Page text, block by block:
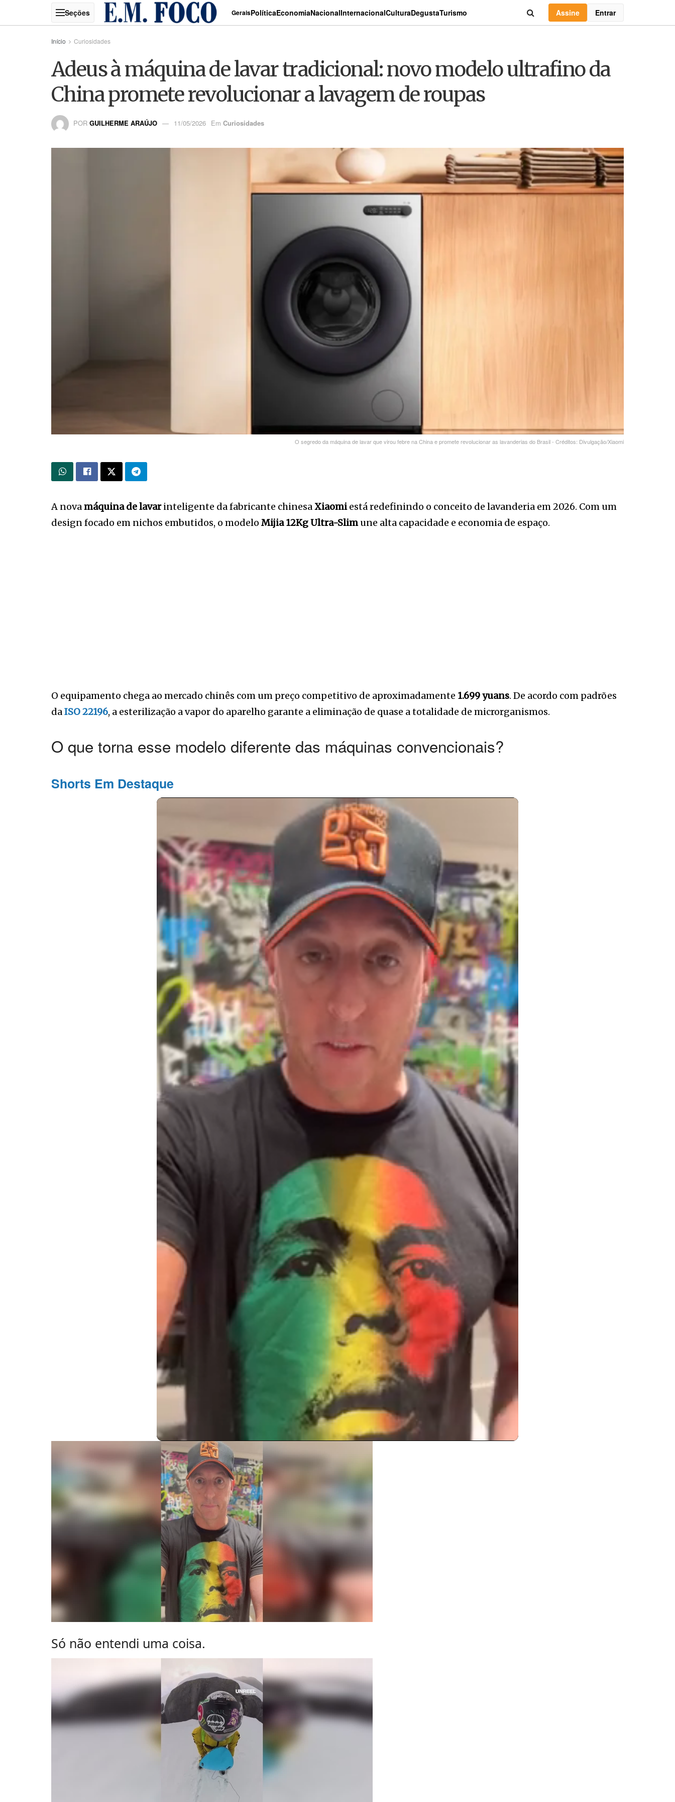
GeraisPolíticaEconomiaNacionalInternacionalCulturaDegustaTurismo Assine Entrar
Início Curiosidades
Adeus à máquina de lavar tradicional: novo modelo ultrafino da
China promete revolucionar a lavagem de roupas
POR GUILHERME ARAÚJO 11/05/2026 Em Curiosidades
O segredo da máquina de lavar que virou febre na China e promete revolucionar as lavanderias do Brasil - Créditos: Divulgação/Xiaomi
A novamáquina de lavarinteligente da fabricante chinesaXiaomiestá redefinindo o conceito de lavanderia em 2026. Com um
design focado em nichos embutidos, o modelo Mijia 12Kg Ultra-Slimune alta capacidade e economia de espaço.
O equipamento chega ao mercado chinês com um preço competitivo de aproximadamente 1.699 yuans. De acordo com padrões
da ISO 22196, a esterilização a vapor do aparelho garante a eliminação de quase a totalidade de microrganismos.
O que torna esse modelo diferente das máquinas convencionais?
Shorts Em Destaque
Só não entendi uma coisa.